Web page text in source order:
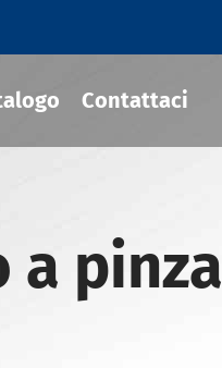
Contattaci